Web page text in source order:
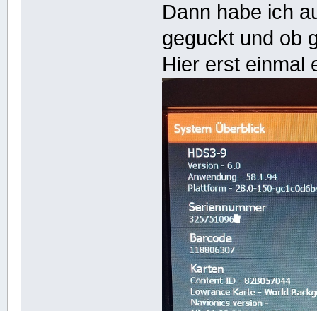
Dann habe ich
geguckt und ob
Hier erst einmal